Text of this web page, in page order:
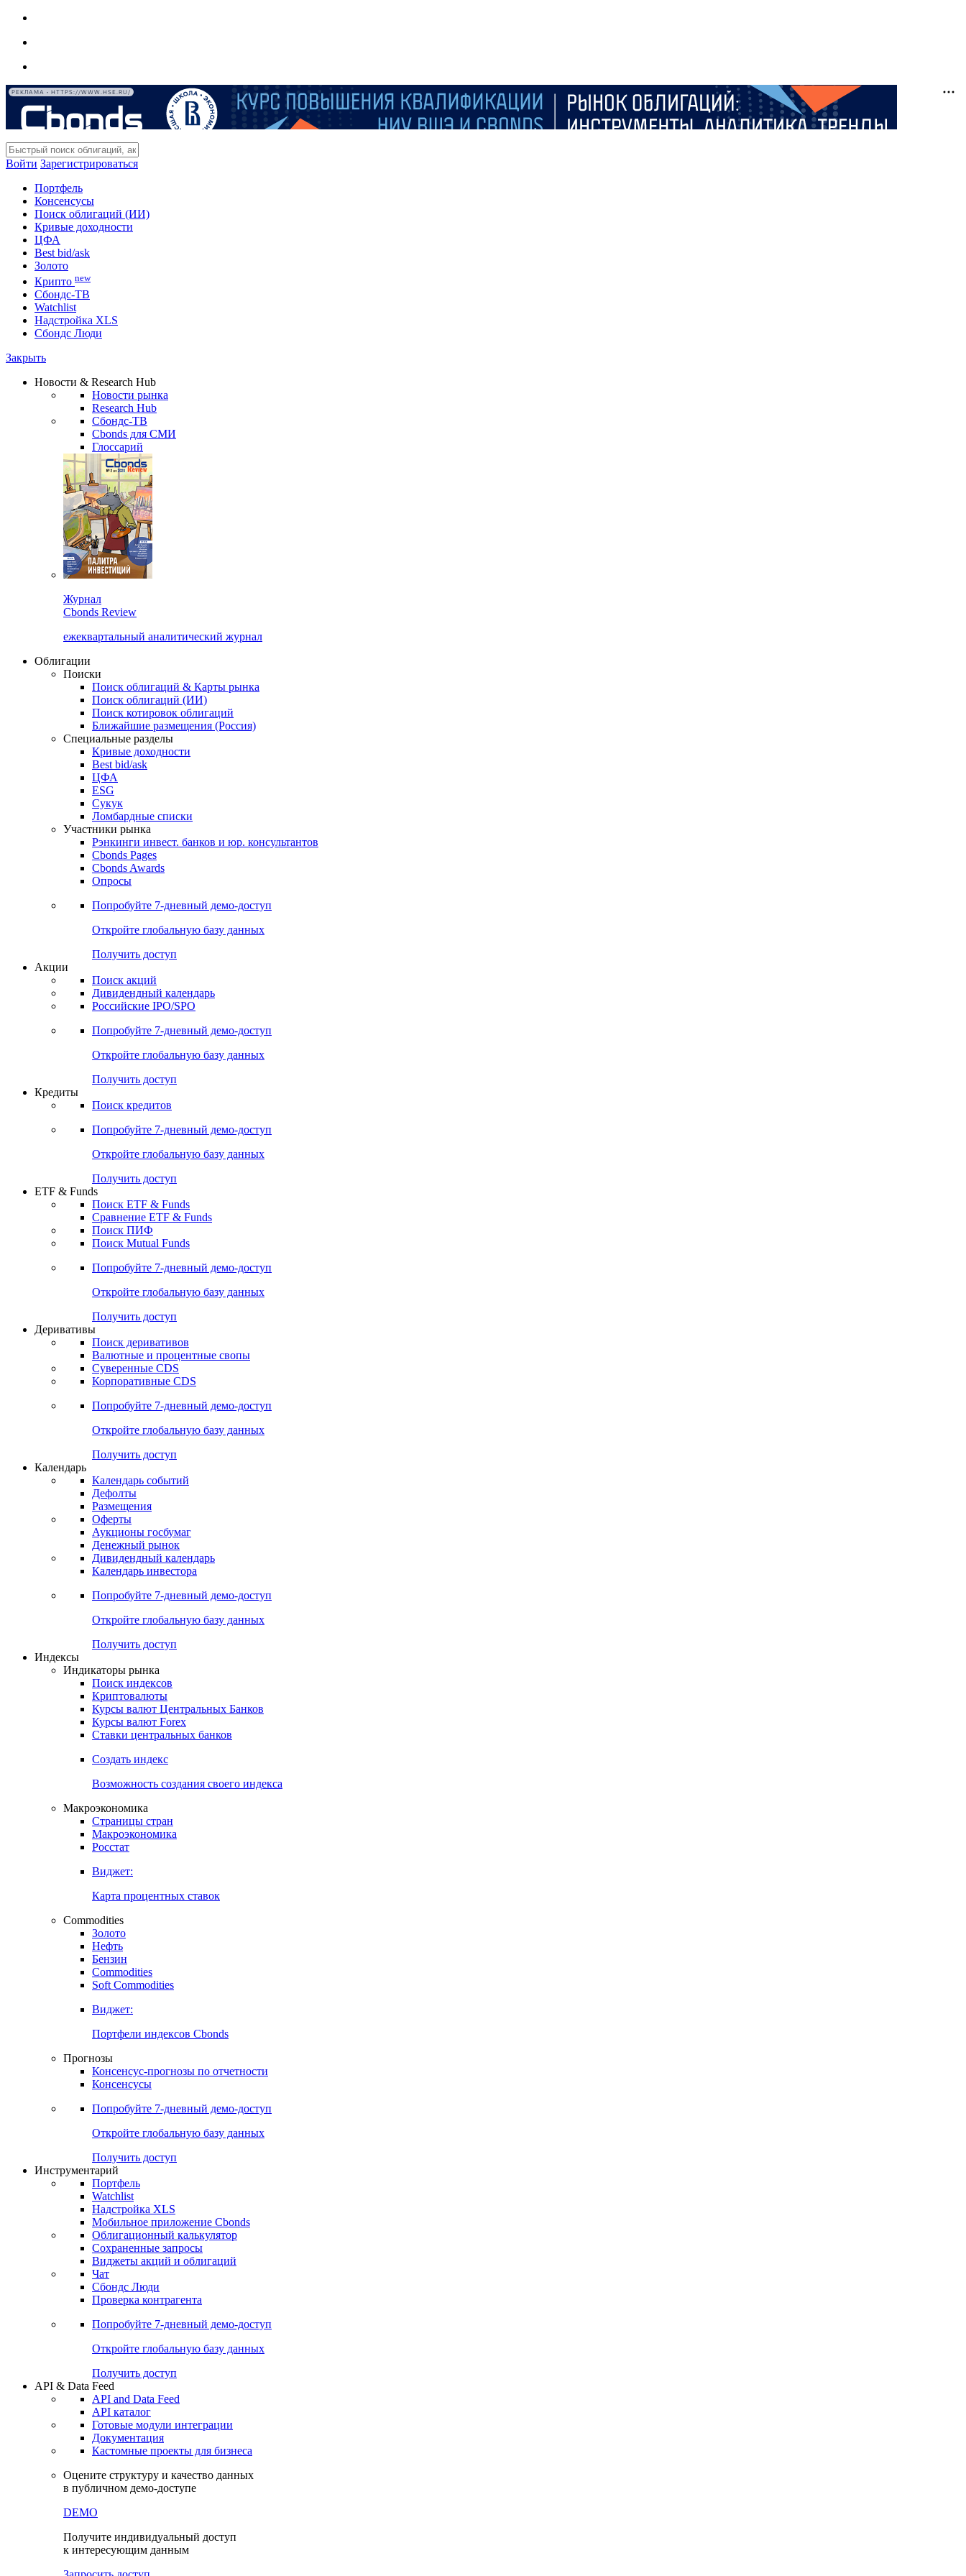
РЕКЛАМА • HTTPS://WWW.HSE.RU/
Войти Зарегистрироваться
Портфель
Консенсусы
Поиск облигаций (ИИ)
Кривые доходности
ЦФА
Best bid/ask
Золото
Крипто new
Сбондс-ТВ
Watchlist
Надстройка XLS
Сбондс Люди
Закрыть
Новости & Research Hub
Новости рынка
Research Hub
Сбондс-ТВ
Cbonds для СМИ
Глоссарий
Журнал
Cbonds Review
ежеквартальный аналитический журнал
Облигации
Поиски
Поиск облигаций & Карты рынка
Поиск облигаций (ИИ)
Поиск котировок облигаций
Ближайшие размещения (Россия)
Специальные разделы
Кривые доходности
Best bid/ask
ЦФА
ESG
Сукук
Ломбардные списки
Участники рынка
Рэнкинги инвест. банков и юр. консультантов
Cbonds Pages
Cbonds Awards
Опросы
Попробуйте 7-дневный демо-доступ
Откройте глобальную базу данных
Получить доступ
Акции
Поиск акций
Дивидендный календарь
Российские IPO/SPO
Попробуйте 7-дневный демо-доступ
Откройте глобальную базу данных
Получить доступ
Кредиты
Поиск кредитов
Попробуйте 7-дневный демо-доступ
Откройте глобальную базу данных
Получить доступ
ETF & Funds
Поиск ETF & Funds
Сравнение ETF & Funds
Поиск ПИФ
Поиск Mutual Funds
Попробуйте 7-дневный демо-доступ
Откройте глобальную базу данных
Получить доступ
Деривативы
Поиск деривативов
Валютные и процентные свопы
Суверенные CDS
Корпоративные CDS
Попробуйте 7-дневный демо-доступ
Откройте глобальную базу данных
Получить доступ
Календарь
Календарь событий
Дефолты
Размещения
Оферты
Аукционы госбумаг
Денежный рынок
Дивидендный календарь
Календарь инвестора
Попробуйте 7-дневный демо-доступ
Откройте глобальную базу данных
Получить доступ
Индексы
Индикаторы рынка
Поиск индексов
Криптовалюты
Курсы валют Центральных Банков
Курсы валют Forex
Ставки центральных банков
Создать индекс
Возможность создания своего индекса
Макроэкономика
Страницы стран
Макроэкономика
Росстат
Виджет:
Карта процентных ставок
Commodities
Золото
Нефть
Бензин
Commodities
Soft Commodities
Виджет:
Портфели индексов Cbonds
Прогнозы
Консенсус-прогнозы по отчетности
Консенсусы
Попробуйте 7-дневный демо-доступ
Откройте глобальную базу данных
Получить доступ
Инструментарий
Портфель
Watchlist
Надстройка XLS
Мобильное приложение Cbonds
Облигационный калькулятор
Сохраненные запросы
Виджеты акций и облигаций
Чат
Сбондс Люди
Проверка контрагента
Попробуйте 7-дневный демо-доступ
Откройте глобальную базу данных
Получить доступ
API & Data Feed
API and Data Feed
API каталог
Готовые модули интеграции
Документация
Кастомные проекты для бизнеса
Оцените структуру и качество данных
в публичном демо-доступе
DEMO
Получите индивидуальный доступ
к интересующим данным